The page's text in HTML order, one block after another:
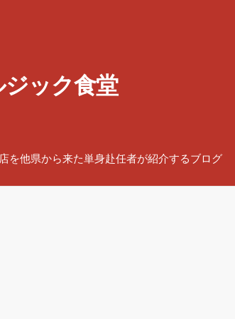
ック食堂
を他県から来た単身赴任者が紹介するブログ